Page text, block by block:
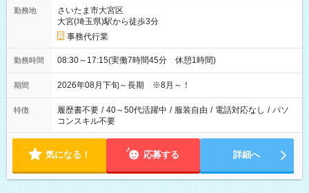
勤務地
さいたま市大宮区
大宮(埼玉県)駅から徒歩3分
事務代行業
勤務時間 08:30～17:15(実働7時間45分 休憩1時間)
期間 2026年08月下旬～長期 ※8月～！
特徴 履歴書不要 / 40～50代活躍中 / 服装自由 / 電話対応なし / パソ
コンスキル不要
気になる！ 応募する 詳細へ